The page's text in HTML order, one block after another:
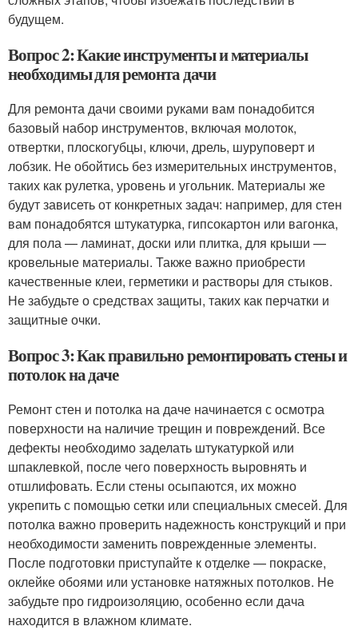
будущем.
Вопрос 2: Какие инструменты и материалы
необходимы для ремонта дачи
Для ремонта дачи своими руками вам понадобится
базовый набор инструментов, включая молоток,
отвертки, плоскогубцы, ключи, дрель, шуруповерт и
лобзик. Не обойтись без измерительных инструментов,
таких как рулетка, уровень и угольник. Материалы же
будут зависеть от конкретных задач: например, для стен
вам понадобятся штукатурка, гипсокартон или вагонка,
для пола — ламинат, доски или плитка, для крыши —
кровельные материалы. Также важно приобрести
качественные клеи, герметики и растворы для стыков.
Не забудьте о средствах защиты, таких как перчатки и
защитные очки.
Вопрос 3: Как правильно ремонтировать стены и
потолок на даче
Ремонт стен и потолка на даче начинается с осмотра
поверхности на наличие трещин и повреждений. Все
дефекты необходимо заделать штукатуркой или
шпаклевкой, после чего поверхность выровнять и
отшлифовать. Если стены осыпаются, их можно
укрепить с помощью сетки или специальных смесей. Для
потолка важно проверить надежность конструкций и при
необходимости заменить поврежденные элементы.
После подготовки приступайте к отделке — покраске,
оклейке обоями или установке натяжных потолков. Не
забудьте про гидроизоляцию, особенно если дача
находится в влажном климате.